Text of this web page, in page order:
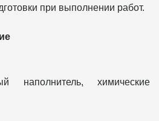
при выполнении работ.
наполнитель, химические